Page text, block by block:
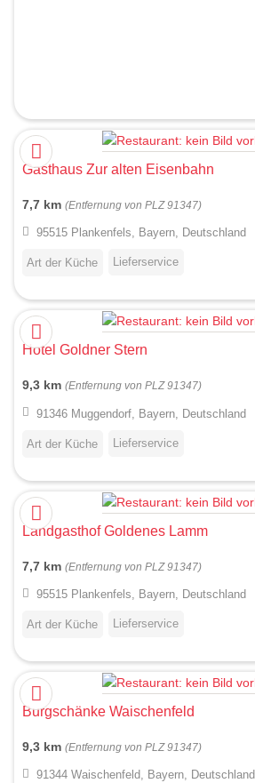
Gasthaus Zur alten Eisenbahn
7,7 km (Entfernung von PLZ 91347)
95515 Plankenfels, Bayern, Deutschland
Art der Küche Lieferservice
Hotel Goldner Stern
9,3 km (Entfernung von PLZ 91347)
91346 Muggendorf, Bayern, Deutschland
Art der Küche Lieferservice
Landgasthof Goldenes Lamm
7,7 km (Entfernung von PLZ 91347)
95515 Plankenfels, Bayern, Deutschland
Art der Küche Lieferservice
Burgschänke Waischenfeld
9,3 km (Entfernung von PLZ 91347)
91344 Waischenfeld, Bayern, Deutschland